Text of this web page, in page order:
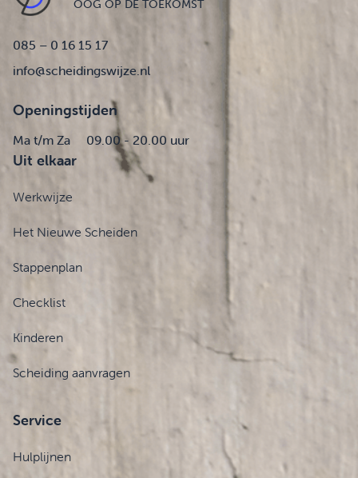
OOG OP DE TOEKOMST
085 – 0 16 15 17
info@scheidingswijze.nl
Openingstijden
Ma t/m Za 09.00 - 20.00 uur
Uit elkaar
Werkwijze
Het Nieuwe Scheiden
Stappenplan
Checklist
Kinderen
Scheiding aanvragen
Service
Hulplijnen